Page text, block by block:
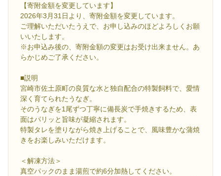
【寄附金額を変更しています】
2026年3月31日より、寄附金額を変更しています。
ご理解いただいたうえで、お申し込みのほどよろしくお願
いいたします。
※お申込み後の、寄附金額の変更はお受け出来ません。あ
らかじめご了承ください。
■説明
宮崎市佐土原町の良質な水と独自配合の特製飼料で、愛情
深く育てられたうなぎ。
そのうなぎを1尾ずつ丁寧に備長炭で手焼きするため、表
面はパリッと旨味が凝縮されます。
特製タレを塗りながら焼き上げることで、風味豊かな蒲焼
きをお楽しみいただけます。
＜解凍方法＞
真空パックのまま湯煎で約6分加熱してください。